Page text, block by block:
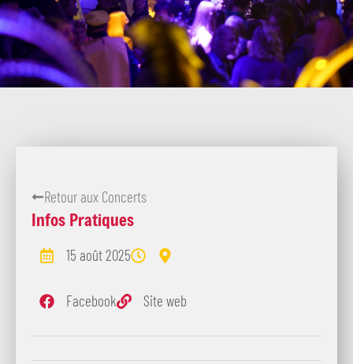
Retour aux Concerts
Infos Pratiques
15 août 2025
Facebook Site web